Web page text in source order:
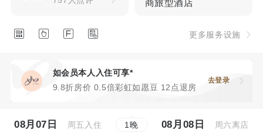
商旅型酒店
    更多服务设施
如会员本人入住可享*
9.8折房价 0.5倍彩虹如愿豆 12点退房
去登录
08月07日 周五入住 1晚 08月08日 周六离店